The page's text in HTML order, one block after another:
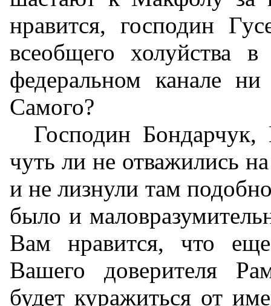
нравится, господин
всеобщего холуйства
федеральном канале
Самого?
Господин
чуть ли не отважились
и не лизнули там
было и
Вам нравится, что
Вашего доверителя
будет куражиться от